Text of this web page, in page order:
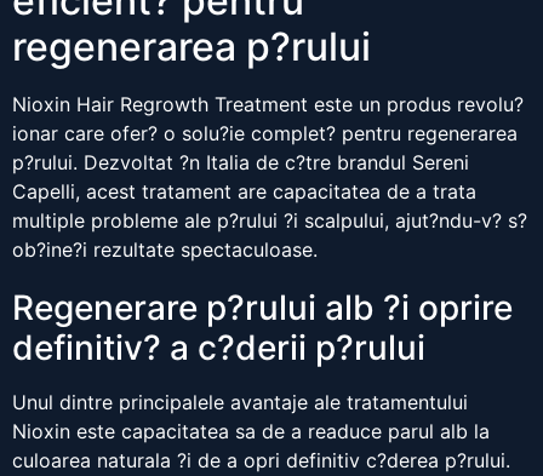
regenerarea p?rului
Nioxin Hair Regrowth Treatment este un produs revolu?
ionar care ofer? o solu?ie complet? pentru regenerarea
p?rului. Dezvoltat ?n Italia de c?tre brandul Sereni
Capelli, acest tratament are capacitatea de a trata
multiple probleme ale p?rului ?i scalpului, ajut?ndu-v? s?
ob?ine?i rezultate spectaculoase.
Regenerare p?rului alb ?i oprire
definitiv? a c?derii p?rului
Unul dintre principalele avantaje ale tratamentului
Nioxin este capacitatea sa de a readuce parul alb la
culoarea naturala ?i de a opri definitiv c?derea p?rului.